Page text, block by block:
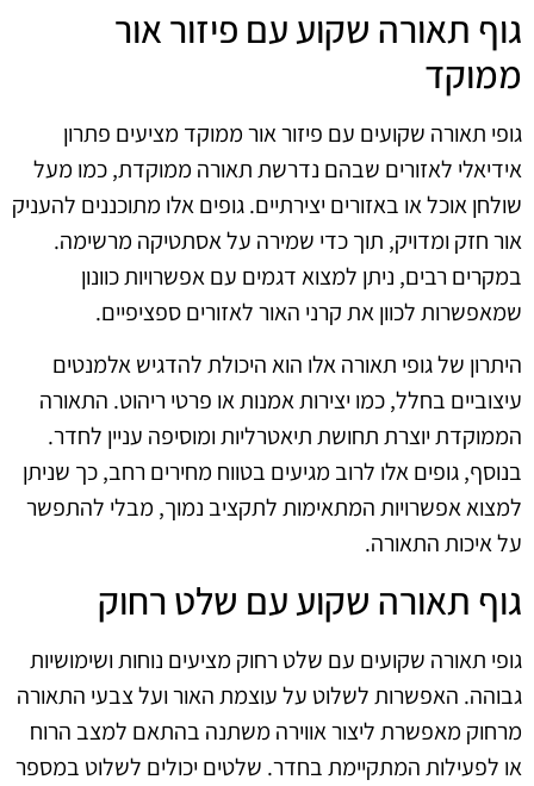
גוף תאורה שקוע עם פיזור אור
ממוקד
גופי תאורה שקועים עם פיזור אור ממוקד מציעים פתרון
אידיאלי לאזורים שבהם נדרשת תאורה ממוקדת, כמו מעל
שולחן אוכל או באזורים יצירתיים. גופים אלו מתוכננים להעניק
אור חזק ומדויק, תוך כדי שמירה על אסתטיקה מרשימה.
במקרים רבים, ניתן למצוא דגמים עם אפשרויות כוונון
שמאפשרות לכוון את קרני האור לאזורים ספציפיים.
היתרון של גופי תאורה אלו הוא היכולת להדגיש אלמנטים
עיצוביים בחלל, כמו יצירות אמנות או פרטי ריהוט. התאורה
הממוקדת יוצרת תחושת תיאטרליות ומוסיפה עניין לחדר.
בנוסף, גופים אלו לרוב מגיעים בטווח מחירים רחב, כך שניתן
למצוא אפשרויות המתאימות לתקציב נמוך, מבלי להתפשר
על איכות התאורה.
גוף תאורה שקוע עם שלט רחוק
גופי תאורה שקועים עם שלט רחוק מציעים נוחות ושימושיות
גבוהה. האפשרות לשלוט על עוצמת האור ועל צבעי התאורה
מרחוק מאפשרת ליצור אווירה משתנה בהתאם למצב הרוח
או לפעילות המתקיימת בחדר. שלטים יכולים לשלוט במספר